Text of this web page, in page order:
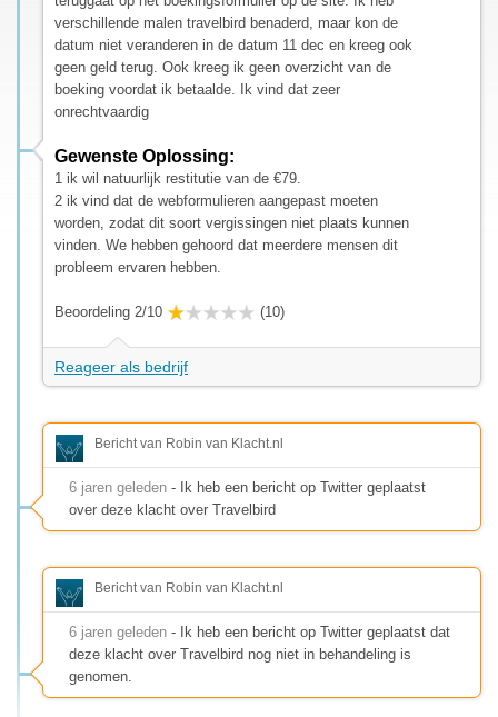
verschillende malen travelbird benaderd, maar kon de
datum niet veranderen in de datum 11 dec en kreeg ook
geen geld terug. Ook kreeg ik geen overzicht van de
boeking voordat ik betaalde. Ik vind dat zeer
onrechtvaardig
Gewenste Oplossing:
1 ik wil natuurlijk restitutie van de €79.
2 ik vind dat de webformulieren aangepast moeten
worden, zodat dit soort vergissingen niet plaats kunnen
vinden. We hebben gehoord dat meerdere mensen dit
probleem ervaren hebben.
Beoordeling 2/10 (10)
Reageer als bedrijf
Bericht van Robin van Klacht.nl
6 jaren geleden - Ik heb een bericht op Twitter geplaatst
over deze klacht over Travelbird
Bericht van Robin van Klacht.nl
6 jaren geleden - Ik heb een bericht op Twitter geplaatst dat
deze klacht over Travelbird nog niet in behandeling is
genomen.